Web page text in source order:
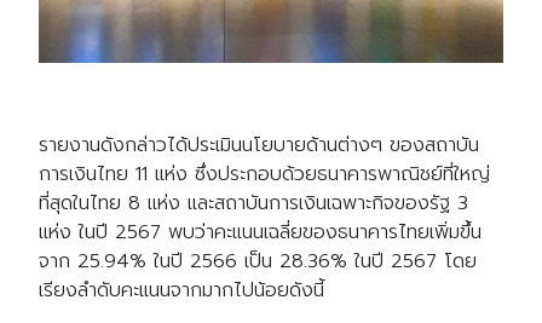
รายงานดังกล่าวได้ประเมินนโยบายด้านต่างๆ ของสถาบัน
การเงินไทย 11 แห่ง ซึ่งประกอบด้วยธนาคารพาณิชย์ที่ใหญ่
ที่สุดในไทย 8 แห่ง และสถาบันการเงินเฉพาะกิจของรัฐ 3
แห่ง ในปี 2567 พบว่าคะแนนเฉลี่ยของธนาคารไทยเพิ่มขึ้น
จาก 25.94% ในปี 2566 เป็น 28.36% ในปี 2567 โดย
เรียงลำดับคะแนนจากมากไปน้อยดังนี้